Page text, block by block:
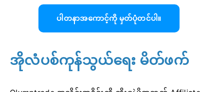
ပါတနာအကောင့်ကို မှတ်ပုံတင်ပါ။
အိုလံပစ်ကုန်သွယ်ရေး မိတ်ဖက်